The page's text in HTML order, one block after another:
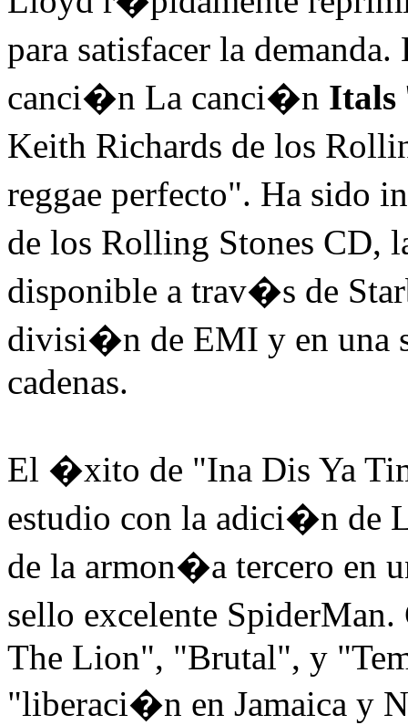
para satisfacer la
canci�n La canci�n Itals
Keith Richards de los
reggae perfecto". Ha sido
de los Rolling Stones CD,
disponible a trav�s de
divisi�n de EMI y en una
cadenas.
El �xito de "Ina Dis Ya
estudio con la adici�n de
de la armon�a tercero en
sello excelente
The Lion", "Brutal", y
"liberaci�n en Jamaica y